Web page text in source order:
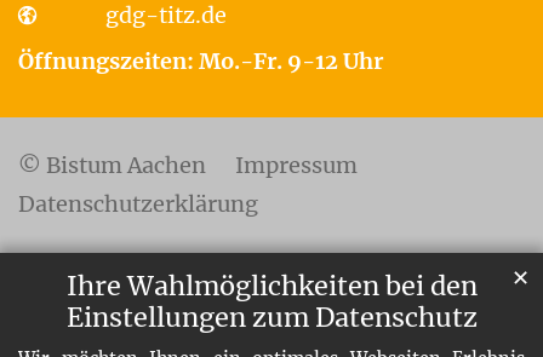
Ihre Wahlmöglichkeiten bei den
Einstellungen zum Datenschutz
✕
gdg-titz.de
Öffnungszeiten: Mo.-Fr. 9-12 Uhr
© Bistum Aachen
Impressum
Datenschutzerklärung